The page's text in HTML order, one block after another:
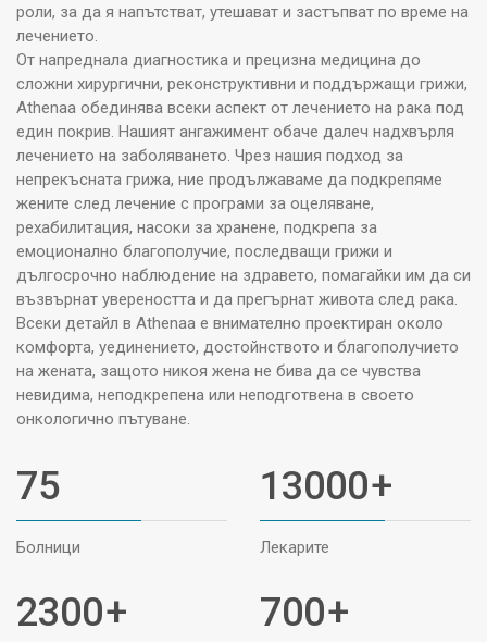
роли, за да я напътстват, утешават и застъпват по време на
лечението.
От напреднала диагностика и прецизна медицина до
сложни хирургични, реконструктивни и поддържащи грижи,
Athenaa обединява всеки аспект от лечението на рака под
един покрив. Нашият ангажимент обаче далеч надхвърля
лечението на заболяването. Чрез нашия подход за
непрекъсната грижа, ние продължаваме да подкрепяме
жените след лечение с програми за оцеляване,
рехабилитация, насоки за хранене, подкрепа за
емоционално благополучие, последващи грижи и
дългосрочно наблюдение на здравето, помагайки им да си
възвърнат увереността и да прегърнат живота след рака.
Всеки детайл в Athenaa е внимателно проектиран около
комфорта, уединението, достойнството и благополучието
на жената, защото никоя жена не бива да се чувства
невидима, неподкрепена или неподготвена в своето
онкологично пътуване.
75
Болници
13000+
Лекарите
2300+ 700+